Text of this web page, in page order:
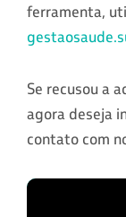
ferramenta,
Se recusou a
agora deseja
contato com